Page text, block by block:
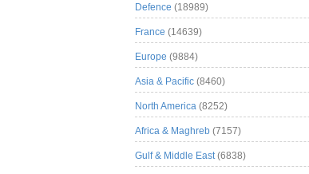
Defence (18989)
France (14639)
Europe (9884)
Asia & Pacific (8460)
North America (8252)
Africa & Maghreb (7157)
Gulf & Middle East(6838)